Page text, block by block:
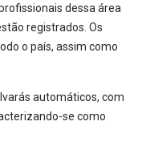
dessa área
registrados. Os
o país, assim como
automáticos, com
se como